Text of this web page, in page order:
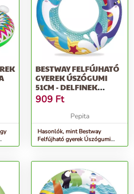
BESTWAY FELFÚJHATÓ
GYEREK ÚSZÓGUMI
51CM - DELFINEK
(36113)
909 Ft
Pepita
Hasonlók, mint Bestway
Felfújható gyerek Úszógumi
51cm - Delfinek (36113)